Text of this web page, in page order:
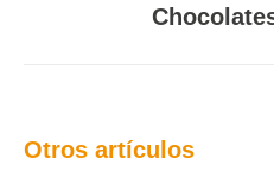
Otros artículos